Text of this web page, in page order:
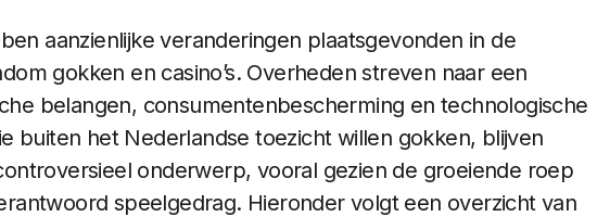
aanzienlijke veranderingen plaatsgevonden in de
gokken en casino’s. Overheden streven naar een
belangen, consumentenbescherming en technologische
buiten het Nederlandse toezicht willen gokken, blijven
onderwerp, vooral gezien de groeiende roep
speelgedrag. Hieronder volgt een overzicht van